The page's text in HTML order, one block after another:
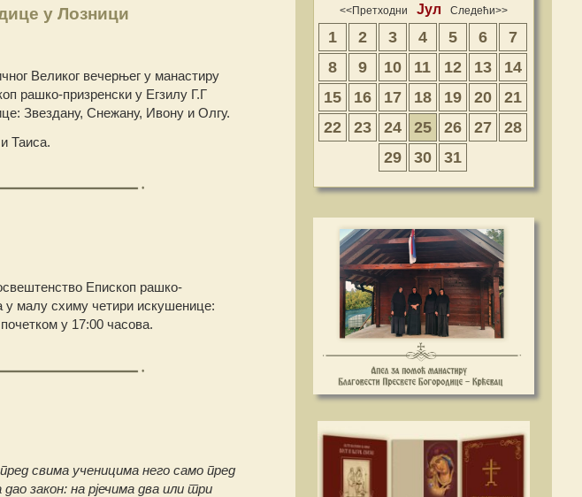
у Лозници
Великог вечерњег у манастиру
рашко-призренски у Егзилу Г.Г
Звездану, Снежану, Ивону и Олгу.
Таиса.
Епископ рашко-
у малу схиму четири искушенице:
у 17:00 часова.
свима ученицима него само пред
закон: на рјечима два или три
<<Претходни Јул Следећи>>
1 2 3 4 5 6
7
8
9 10 11 12 13
14
15
16 17 18 19 20
21
22
23 24 25 26 27
28
29
30 31